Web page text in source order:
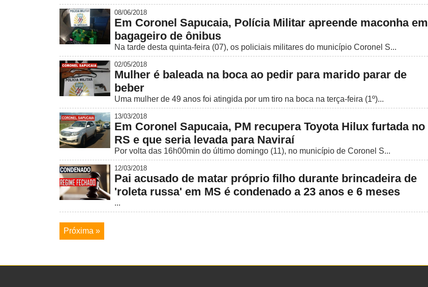
08/06/2018
Em Coronel Sapucaia, Polícia Militar apreende maconha em
bagageiro de ônibus
Na tarde desta quinta-feira (07), os policiais militares do município Coronel S...
02/05/2018
Mulher é baleada na boca ao pedir para marido parar de
beber
Uma mulher de 49 anos foi atingida por um tiro na boca na terça-feira (1º)...
13/03/2018
Em Coronel Sapucaia, PM recupera Toyota Hilux furtada no
RS e que seria levada para Naviraí
Por volta das 16h00min do último domingo (11), no município de Coronel S...
12/03/2018
Pai acusado de matar próprio filho durante brincadeira de
'roleta russa' em MS é condenado a 23 anos e 6 meses
...
Próxima »